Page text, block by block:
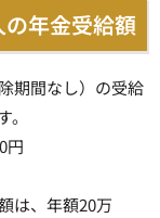
年金受給額
期間なし）の受給
円
、 年額20万